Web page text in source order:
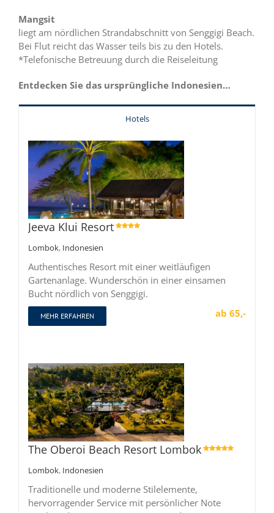
Mangsit
liegt am nördlichen Strandabschnitt von Senggigi Beach.
Bei Flut reicht das Wasser teils bis zu den Hotels.
*Telefonische Betreuung durch die Reiseleitung
Entdecken Sie das ursprüngliche Indonesien…
Hotels
Jeeva Klui Resort 
Lombok, Indonesien
Authentisches Resort mit einer weitläufigen
Gartenanlage. Wunderschön in einer einsamen
Bucht nördlich von Senggigi.
ab 65,-
MEHR ERFAHREN
The Oberoi Beach Resort Lombok 
Lombok, Indonesien
Traditionelle und moderne Stilelemente,
hervorragender Service mit persönlicher Note